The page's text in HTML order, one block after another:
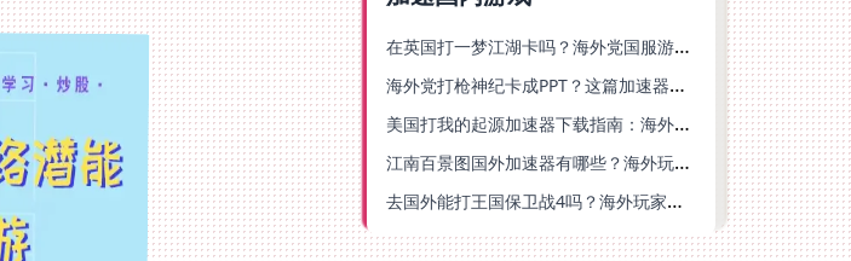
在英国打一梦江湖卡吗？海外党国服游戏不卡顿的终极解法
海外党打枪神纪卡成PPT？这篇加速器选择指南帮你丝滑上分
美国打我的起源加速器下载指南：海外玩国服游戏不再卡的终极方案
江南百景图国外加速器有哪些？海外玩家亲测好用的选择与避坑指南
去国外能打王国保卫战4吗？海外玩家国服游戏加速全攻略（附公主连结幻想江湖实测）